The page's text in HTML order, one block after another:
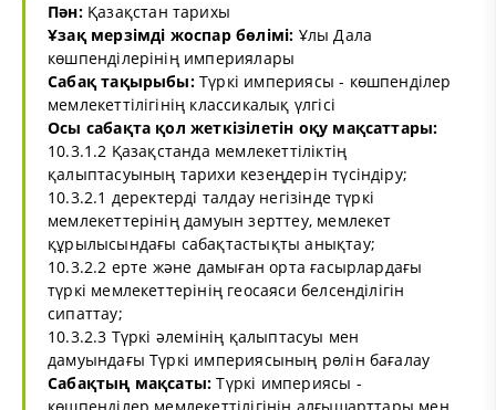
Пән: Қазақстан тарихы
Ұзақ мерзімді жоспар бөлімі: Ұлы Дала
көшпенділерінің империялары
Сабақ тақырыбы:Түркі империясы - көшпенділер
мемлекеттілігінің классикалық үлгісі
Осы сабақта қол жеткізілетін оқу мақсаттары:
10.3.1.2 Қазақстанда мемлекеттіліктің
қалыптасуының тарихи кезеңдерін түсіндіру;
10.3.2.1 деректерді талдау негізінде түркі
мемлекеттерінің дамуын зерттеу, мемлекет
құрылысындағы сабақтастықты анықтау;
10.3.2.2 ерте және дамыған орта ғасырлардағы
түркі мемлекеттерінің геосаяси белсенділігін
сипаттау;
10.3.2.3 Түркі әлемінің қалыптасуы мен
дамуындағы Түркі империясының рөлін бағалау
Сабақтың мақсаты:Түркі империясы -